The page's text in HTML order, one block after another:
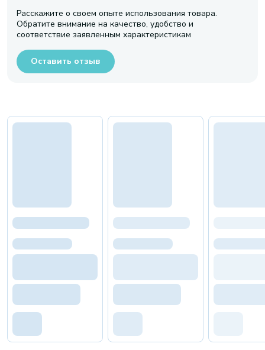
Расскажите о своем опыте использования товара.
Обратите внимание на качество, удобство и
соответствие заявленным характеристикам
Оставить отзыв